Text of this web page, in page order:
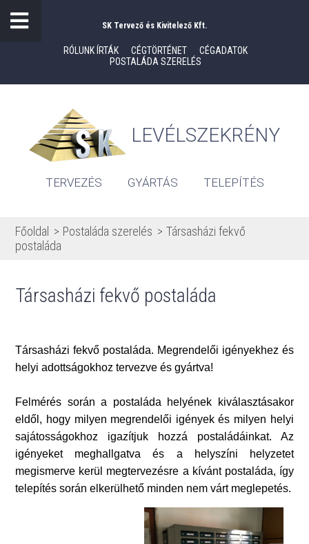
SK Tervező és Kivitelező Kft.
RÓLUNK ÍRTÁK CÉGTÖRTÉNET
CÉGADATOK
POSTALÁDA SZERELÉS
LEVÉLSZEKRÉNY
TERVEZÉS GYÁRTÁS TELEPÍTÉS
Főoldal Postaláda szerelés
Társasházi fekvő
postaláda
Társasházi fekvő postaláda
Társasházi fekvő postaláda. Megrendelői igényekhez és
helyi adottságokhoz tervezve és gyártva!
Felmérés során a postaláda helyének kiválasztásakor
eldől, hogy milyen megrendelői igények és milyen helyi
sajátosságokhoz igazítjuk hozzá postaládáinkat. Az
igényeket meghallgatva és a helyszíni helyzetet
megismerve kerül megtervezésre a kívánt postaláda, így
telepítés során elkerülhető minden nem várt meglepetés.